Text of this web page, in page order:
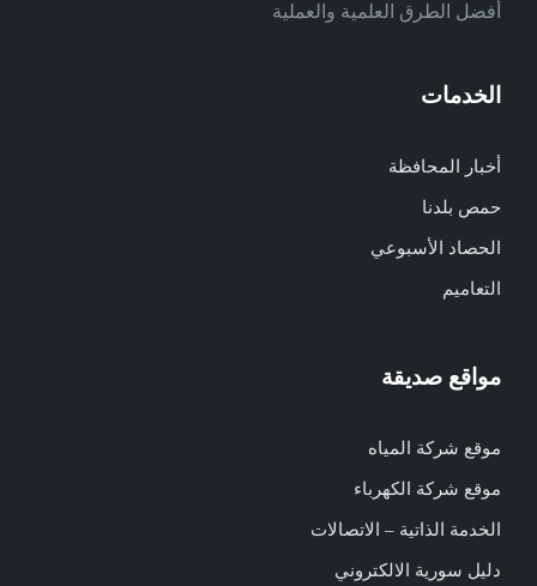
أفضل الطرق العلمية والعملية
الخدمات
أخبار المحافظة
حمص بلدنا
الحصاد الأسبوعي
التعاميم
مواقع صديقة
موقع شركة المياه
موقع شركة الكهرباء
الخدمة الذاتية – الاتصالات
دليل سورية الالكتروني